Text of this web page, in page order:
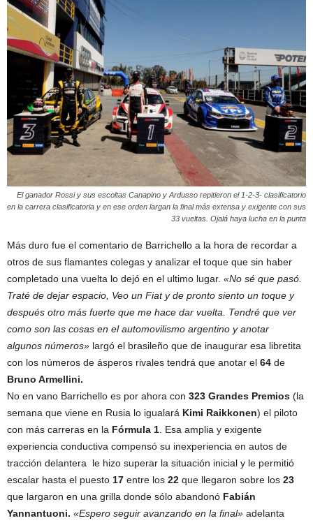
El ganador Rossi y sus escoltas Canapino y Ardusso repitieron el 1-2-3- clasificatorio
en la carrera clasificatoria y en ese orden largan la final más extensa y exigente con sus
33 vueltas. Ojalá haya lucha en la punta
Más duro fue el comentario de Barrichello a la hora de recordar a
otros de sus flamantes colegas y analizar el toque que sin haber
completado una vuelta lo dejó en el ultimo lugar. «No sé que pasó.
Traté de dejar espacio, Veo un Fiat y de pronto siento un toque y
después otro más fuerte que me hace dar vuelta. Tendré que ver
como son las cosas en el automovilismo argentino y anotar
algunos números» largó el brasileño que de inaugurar esa libretita
con los números de ásperos rivales tendrá que anotar el 64 de
Bruno Armellini.
No en vano Barrichello es por ahora con 323 Grandes Premios (la
semana que viene en Rusia lo igualará Kimi Raikkonen) el piloto
con más carreras en la Fórmula 1 . Esa amplia y exigente
experiencia conductiva compensó su inexperiencia en autos de
tracción delantera le hizo superar la situación inicial y le permitió
escalar hasta el puesto 17 entre los 22 que llegaron sobre los 23
que largaron en una grilla donde sólo abandonó Fabián
Yannantuoni. «Espero seguir avanzando en la final» adelanta